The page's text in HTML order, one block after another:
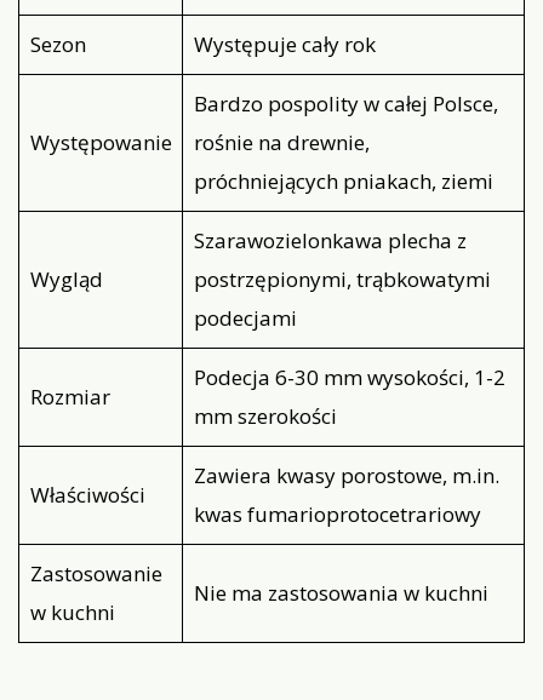
Sezon Występuje cały rok
Występowanie
Bardzo pospolity w całej Polsce,
rośnie na drewnie,
próchniejących pniakach, ziemi
Wygląd
Szarawozielonkawa plecha z
postrzępionymi, trąbkowatymi
podecjami
Rozmiar
Podecja 6-30 mm wysokości, 1-2
mm szerokości
Właściwości
Zawiera kwasy porostowe, m.in.
kwas fumarioprotocetrariowy
Zastosowanie
w kuchni
Nie ma zastosowania w kuchni